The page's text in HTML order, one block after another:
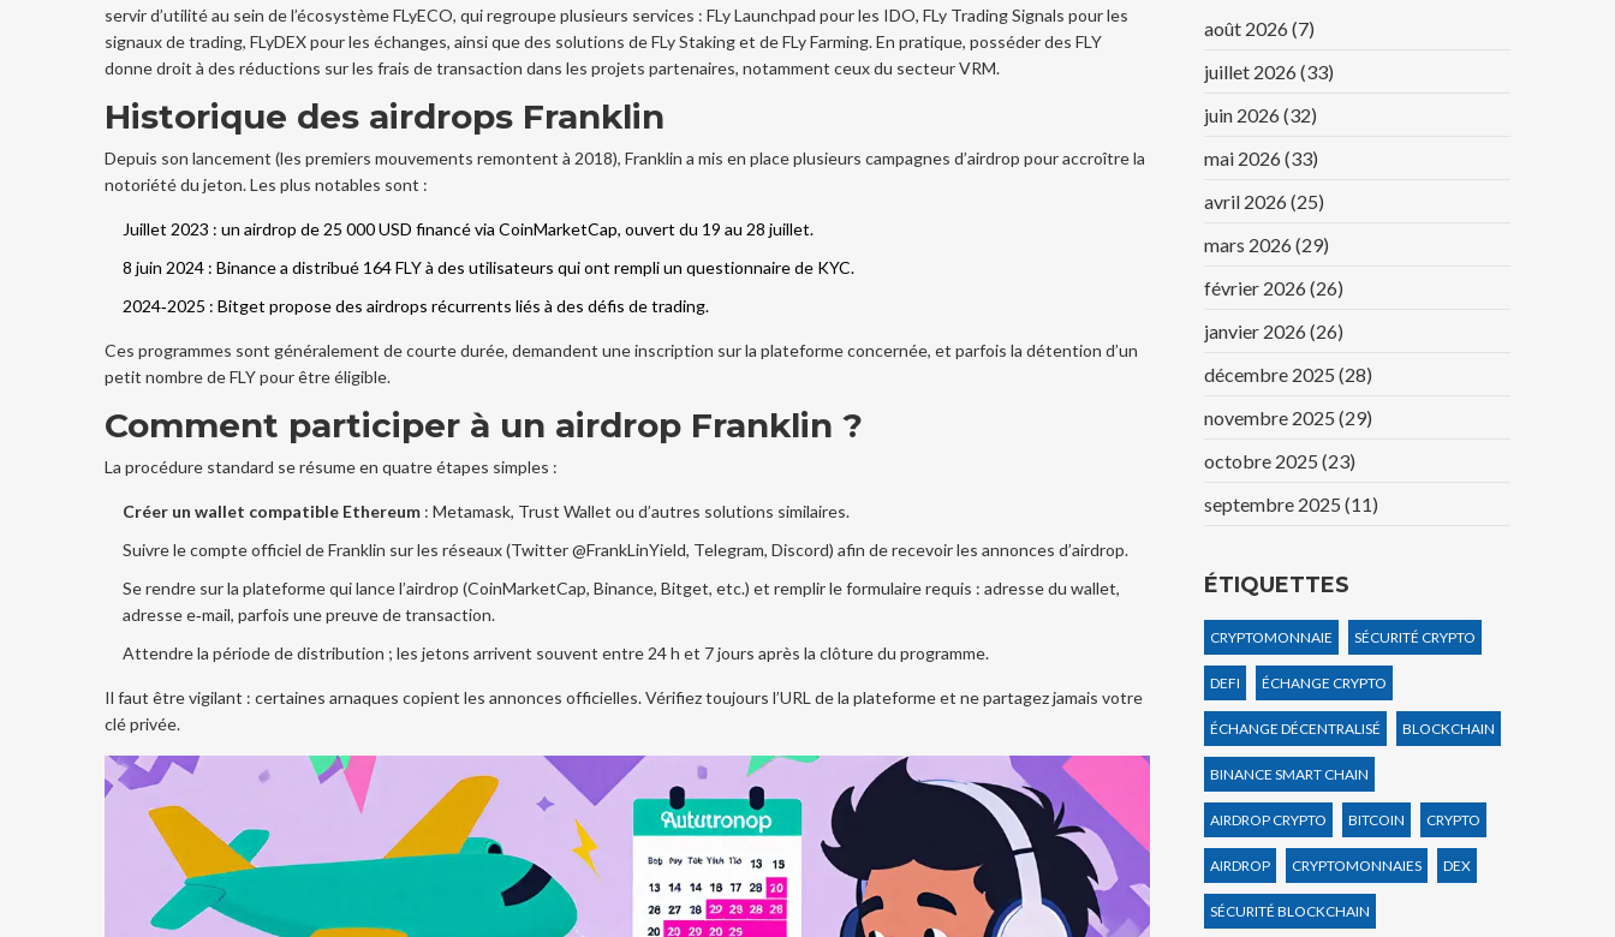
servir d’utilité au sein de l’écosystèmeFLyECO, qui regroupe plusieurs services : FLy Launchpad pour les IDO, FLy Trading Signals pour les
signaux de trading, FLyDEXpour les échanges, ainsi que des solutions deFLy Stakinget deFLy Farming. En pratique, posséder des FLY
donne droit à des réductions sur les frais de transaction dans les projets partenaires, notamment ceux du secteur VRM.
Historique des airdrops Franklin
Depuis son lancement (les premiers mouvements remontent à 2018), Franklin a mis en place plusieurs campagnes d’airdrop pour accroître la
notoriété du jeton. Les plus notables sont :
Juillet 2023 : un airdrop de 25 000 USD financé via CoinMarketCap, ouvert du 19 au 28 juillet.
8 juin 2024 : Binancea distribué 164 FLY à des utilisateurs qui ont rempli un questionnaire de KYC.
2024‑2025 : Bitget propose des airdrops récurrents liés à des défis de trading.
Ces programmes sont généralement de courte durée, demandent une inscription sur la plateforme concernée, et parfois la détention d’un
petit nombre de FLY pour être éligible.
Comment participer à un airdrop Franklin ?
La procédure standard se résume en quatre étapes simples :
Créer un wallet compatible Ethereum : Metamask, Trust Wallet ou d’autres solutions similaires.
Suivre le compte officiel de Franklin sur les réseaux (Twitter @FrankLinYield, Telegram, Discord) afin de recevoir les annonces d’airdrop.
Se rendre sur la plateforme qui lance l’airdrop (CoinMarketCap, Binance, Bitget, etc.) et remplir le formulaire requis : adresse du wallet,
adresse e‑mail, parfois une preuve de transaction.
Attendre la période de distribution ; les jetons arrivent souvent entre 24 h et 7 jours après la clôture du programme.
Il faut être vigilant : certaines arnaques copient les annonces officielles. Vérifiez toujours l’URL de la plateforme et ne partagez jamais votre
clé privée.
août 2026 (7)
juillet 2026 (33)
juin 2026 (32)
mai 2026 (33)
avril 2026 (25)
mars 2026 (29)
février 2026 (26)
janvier 2026 (26)
décembre 2025 (28)
novembre 2025 (29)
octobre 2025 (23)
septembre 2025 (11)
ÉTIQUETTES
CRYPTOMONNAIE SÉCURITÉ CRYPTO
DEFI ÉCHANGE CRYPTO
ÉCHANGE DÉCENTRALISÉ BLOCKCHAIN
BINANCE SMART CHAIN
AIRDROP CRYPTO BITCOIN CRYPTO
AIRDROP CRYPTOMONNAIES DEX
SÉCURITÉ BLOCKCHAIN